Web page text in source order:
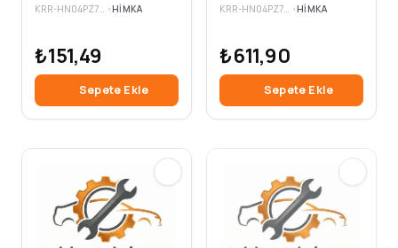
KRR-HN04PZ7679 •HIMKA
₺151,49
Sepete Ekle
KRR-HN04PZ7677 •HIMKA
₺611,90
Sepete Ekle